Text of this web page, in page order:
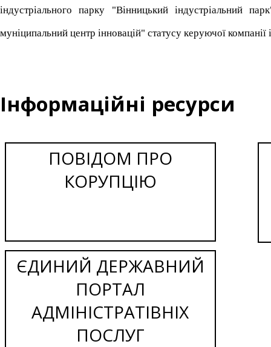
індустріального парку "Вінницький індустріальний
муніципальний центр інновацій" статусу керуючої
Інформаційні ресурси
ПОВІДОМ ПРО
КОРУПЦІЮ
ЄДИНИЙ ДЕРЖАВНИЙ
ПОРТАЛ
АДМІНІСТРАТІВНІХ
ПОСЛУГ